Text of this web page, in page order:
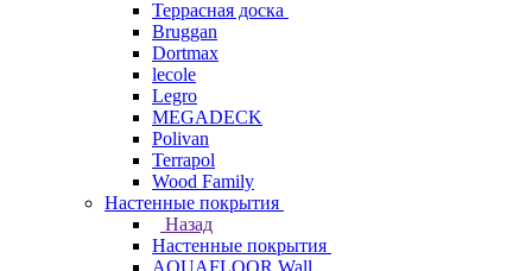
Террасная доска
Bruggan
Dortmax
lecole
Legro
MEGADECK
Polivan
Terrapol
Wood Family
Настенные покрытия
Назад
Настенные покрытия
AQUAFLOOR Wall